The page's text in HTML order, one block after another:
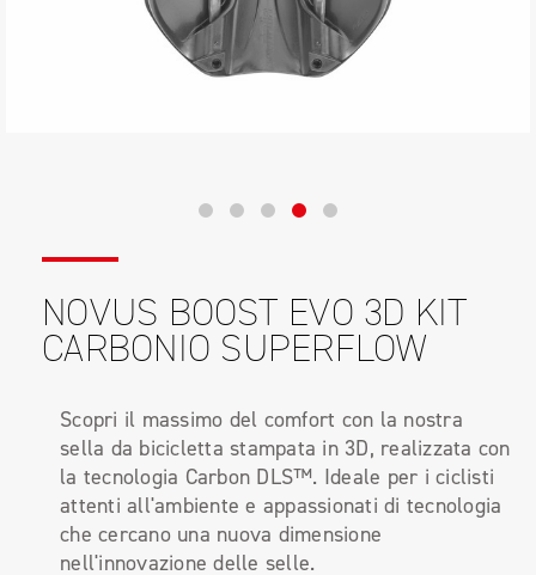
NOVUS BOOST EVO 3D KIT
CARBONIO SUPERFLOW
Scopri il massimo del comfort con la nostra
sella da bicicletta stampata in 3D, realizzata con
la tecnologia Carbon DLS™. Ideale per i ciclisti
attenti all'ambiente e appassionati di tecnologia
che cercano una nuova dimensione
nell'innovazione delle selle.